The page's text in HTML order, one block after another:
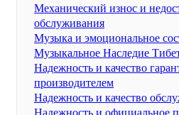
Механический износ и
обслуживания
Музыка и эмоциональное
Музыкальное Наследие
Надежность и качество
производителем
Надежность и качество
Надежность и официальное